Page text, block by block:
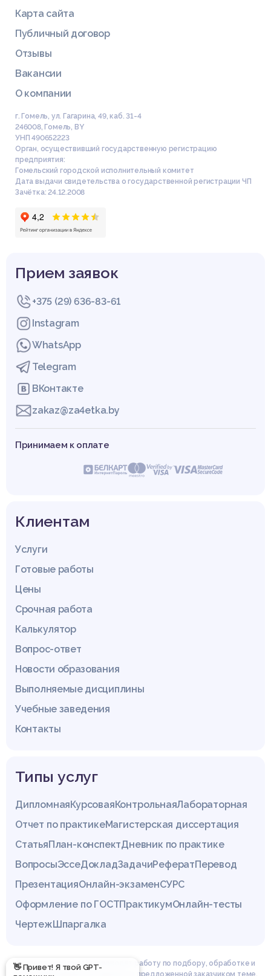
👋 Привет! Я твой GPT-
Карта сайта
Публичный договор
Отзывы
Вакансии
О компании
г. Гомель, ул. Гагарина, 49, каб. 31-4
246008,Гомель, BY
УНП 490652223
Орган, осуществивший государственную регистрацию
предприятия:
Гомельский городской исполнительный комитет
Дата выдачи свидетельства о государственной регистрации ЧП
Зачётка: 24.12.2008
Прием заявок
+375 (29) 636-83-61
Instagram
WhatsApp
Telegram
ВКонтакте
zakaz@za4etka.by
Принимаем к оплате
Клиентам
Услуги
Готовые работы
Цены
Срочная работа
Калькулятор
Вопрос-ответ
Новости образования
Выполняемые дисциплины
Учебные заведения
Контакты
Типы услуг
ДипломнаяКурсоваяКонтрольнаяЛабораторная
Отчет по практикеМагистерская диссертация
СтатьяПлан-конспектДневник по практике
ВопросыЭссеДокладЗадачиРефератПеревод
ПрезентацияОнлайн-экзаменСУРС
Оформление по ГОСТПрактикумОнлайн-тесты
ЧертежШпаргалка
Эксперты сайта z4.by проводят работу по подбору, обработке и
структурированию материала по предложенной заказчиком теме.